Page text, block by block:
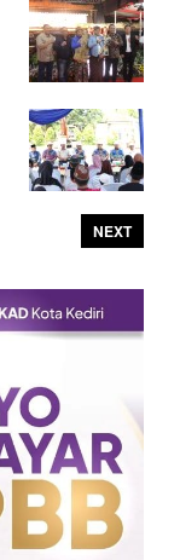
NEXT